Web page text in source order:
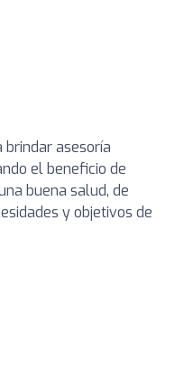
brindar asesoría
el beneficio de
buena salud, de
y objetivos de